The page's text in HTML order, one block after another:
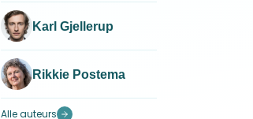
Karl Gjellerup
Rikkie Postema
Alle auteurs